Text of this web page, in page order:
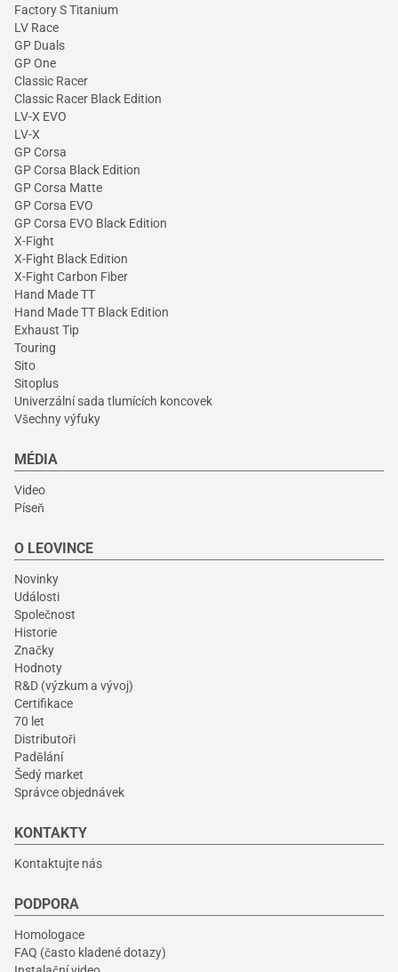
Factory S Titanium
LV Race
GP Duals
GP One
Classic Racer
Classic Racer Black Edition
LV-X EVO
LV-X
GP Corsa
GP Corsa Black Edition
GP Corsa Matte
GP Corsa EVO
GP Corsa EVO Black Edition
X-Fight
X-Fight Black Edition
X-Fight Carbon Fiber
Hand Made TT
Hand Made TT Black Edition
Exhaust Tip
Touring
Sito
Sitoplus
Univerzální sada tlumících koncovek
Všechny výfuky
MÉDIA
Video
Píseň
O LEOVINCE
Novinky
Události
Společnost
Historie
Značky
Hodnoty
R&D (výzkum a vývoj)
Certifikace
70 let
Distributoři
Padělání
Šedý market
Správce objednávek
KONTAKTY
Kontaktujte nás
PODPORA
Homologace
FAQ (často kladené dotazy)